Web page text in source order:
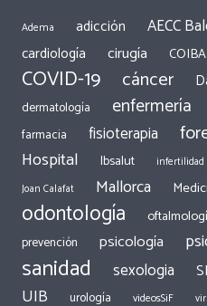
Adema adicción AECC
cardiología cirugía COIBA
COVID-19 cáncer
dermatología
enfermería
farmacia fisioterapia
Hospital Ibsalut infertilidad
Joan Calafat Mallorca
odontología
prevención psicología
sanidad sexologia
UIB urología videosSiF